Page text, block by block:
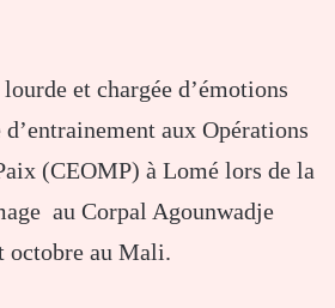
et chargée d’émotions
aux Opérations
(CEOMP) à Lomé lors de la
au Corpal Agounwadje
octobre au Mali.